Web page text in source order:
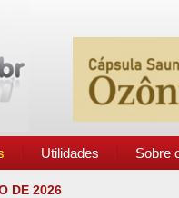
Utilidades Sobre
DE 2026